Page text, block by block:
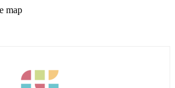
map